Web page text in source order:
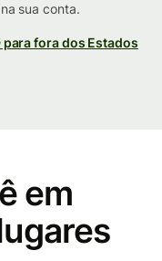
sua conta.
fora dos Estados
em